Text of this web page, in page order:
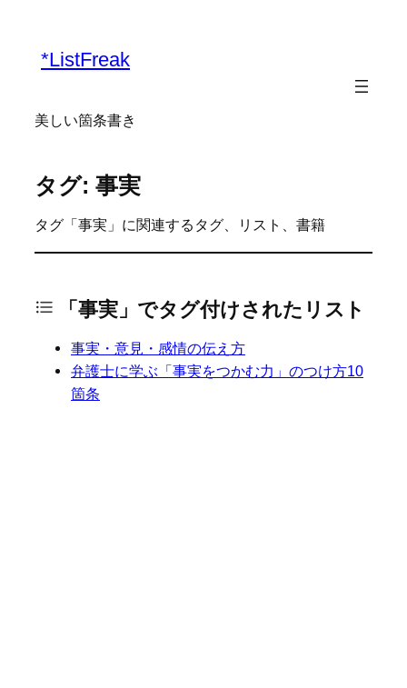
*ListFreak
美しい箇条書き
タグ: 事実
タグ「事実」に関連するタグ、リスト、書籍
「事実」でタグ付けされたリスト
事実・意見・感情の伝え方
弁護士に学ぶ「事実をつかむ力」のつけ方10
箇条